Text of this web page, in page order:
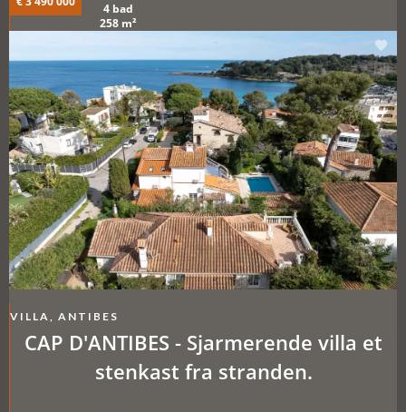
4 bad
258 m²
VILLA, ANTIBES
CAP D'ANTIBES - Sjarmerende villa et
stenkast fra stranden.